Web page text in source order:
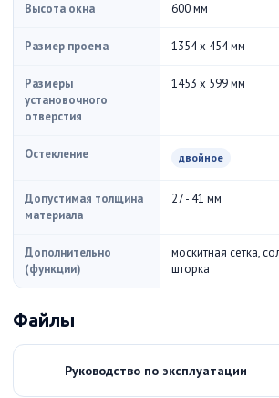
Высота окна 600 мм
Размер проема 1354 x 454 мм
Размеры
установочного
отверстия
1453 x 599 мм
Остекление двойное
Допустимая толщина
материала
27 - 41 мм
Дополнительно
(функции)
москитная сетка,
шторка
Файлы
Руководство по эксплуатации